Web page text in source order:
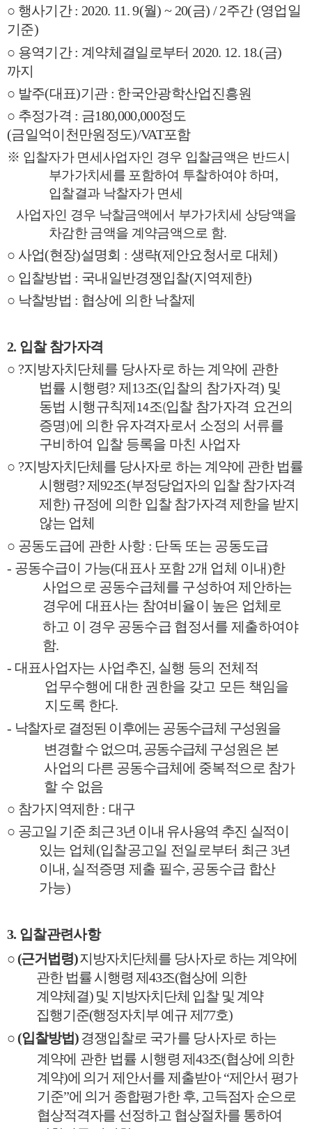
○ 행사기간: 2020. 11. 9(월) ~ 20(금) / 2주간 (영업일
기준)
○ 용역기간: 계약체결일로부터 2020. 12. 18.(금)
까지
○ 발주(대표)기관 : 한국안광학산업진흥원
○ 추정가격 : 금180,000,000정도
(금일억이천만원정도)/VAT포함
※ 입찰자가 면세사업자인 경우 입찰금액은 반드시
부가가치세를 포함하여 투찰하여야 하며,
입찰결과 낙찰자가 면세
사업자인 경우 낙찰금액에서 부가가치세 상당액을
차감한 금액을 계약금액으로 함.
○ 사업(현장)설명회 : 생략(제안요청서로 대체 )
○ 입찰방법 : 국내일반경쟁입찰(지역제한)
○ 낙찰방법 : 협상에 의한 낙찰제
2. 입찰 참가자격
○ ?지방자치단체를 당사자로 하는 계약에 관한
법률 시행령? 제 13조(입찰의 참가자격) 및
동법 시행규칙제 14조(입찰 참가자격 요건의
증명)에 의한 유자격자로서 소정의 서류를
구비하여 입찰 등록을 마친 사업자
○ ?지방자치단체를 당사자로 하는 계약에 관한 법률
시행령?제92조(부정당업자의 입찰 참가자격
제한) 규정에 의한 입찰 참가자격 제한을 받지
않는 업체
○ 공동도급에 관한 사항 : 단독 또는 공동도급
- 공동수급이 가능(대표사 포함 2개 업체 이내)한
사업으로 공동수급체를 구성하여 제안하는
경우에 대표사는 참여비율이 높은 업체로
하고 이 경우 공동수급 협정서를 제출하여야
함.
- 대표사업자는 사업추진, 실행 등의 전체적
업무수행에 대한 권한을 갖고 모든 책임을
지도록 한다.
- 낙찰자로 결정된 이후에는 공동수급체 구성원을
변경할 수 없으며,공동수급체 구성원은 본
사업의 다른 공동수급체에 중복적으로 참가
할 수 없음
○ 참가지역제한 : 대구
○ 공고일 기준 최근3년 이내 유사용역 추진 실적이
있는 업체 (입찰공고일 전일로부터 최근 3년
이내 , 실적증명 제출 필수, 공동수급 합산
가능)
3. 입찰관련사항
○ (근거법령)지방자치단체를 당사자로 하는 계약에
관한 법률 시행령 제43조(협상에 의한
계약체결) 및 지방자치단체 입찰 및 계약
집행기준(행정자치부 예규 제 77호)
○ (입찰방법)경쟁입찰로 국가를 당사자로 하는
계약에 관한 법률 시행령 제43조(협상에 의한
계약)에 의거 제안서를 제출받아“제안서 평가
기준”에 의거 종합평가한 후, 고득점자 순으로
협상적격자를 선정하고 협상절차를 통하여